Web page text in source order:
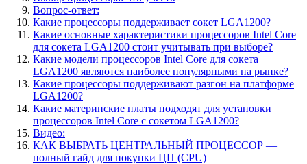
Вопрос-ответ:
Какие процессоры поддерживает сокет LGA1200?
Какие основные характеристики процессоров Intel Core
для сокета LGA1200 стоит учитывать при выборе?
Какие модели процессоров Intel Core для сокета
LGA1200 являются наиболее популярными на рынке?
Какие процессоры поддерживают разгон на платформе
LGA1200?
Какие материнские платы подходят для установки
процессоров Intel Core с сокетом LGA1200?
Видео:
КАК ВЫБРАТЬ ЦЕНТРАЛЬНЫЙ ПРОЦЕССОР —
полный гайд для покупки ЦП (CPU)